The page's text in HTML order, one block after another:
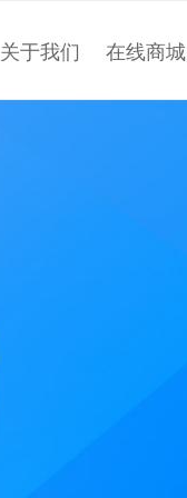
关于我们 在线商城